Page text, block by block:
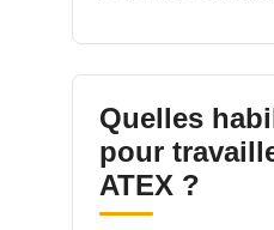
Quelles
pour
ATEX ?